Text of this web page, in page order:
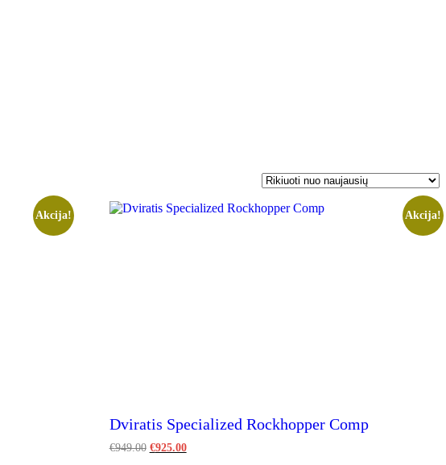
Akcija! Akcija!
Dviratis Specialized Rockhopper Comp
€949.00 Original
€925.00Current